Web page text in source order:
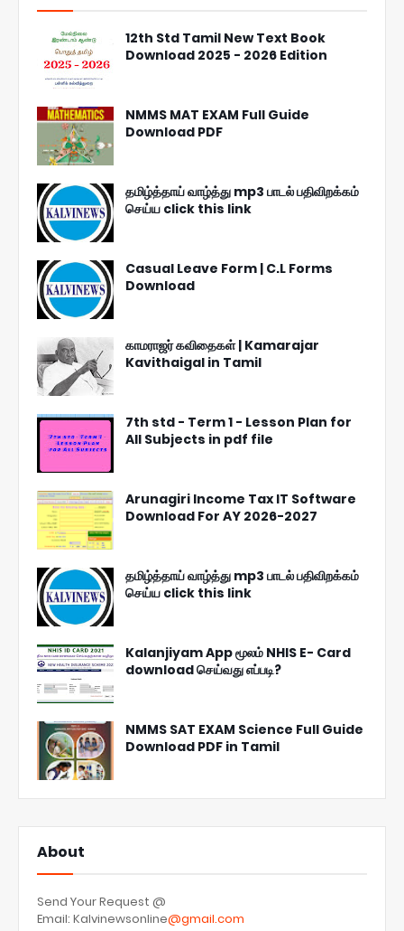
12th Std Tamil New Text Book
Download 2025 - 2026 Edition
NMMS MAT EXAM Full Guide
Download PDF
தமிழ்த்தாய் வாழ்த்து mp3 பாடல் பதிவிறக்கம்
செய்ய click this link
Casual Leave Form | C.L Forms
Download
காமராஜர் கவிதைகள் | Kamarajar
Kavithaigal in Tamil
7th std - Term 1 - Lesson Plan for
All Subjects in pdf file
Arunagiri Income Tax IT Software
Download For AY 2026-2027
தமிழ்த்தாய் வாழ்த்து mp3 பாடல் பதிவிறக்கம்
செய்ய click this link
Kalanjiyam App மூலம் NHIS E- Card
download செய்வது எப்படி?
NMMS SAT EXAM Science Full Guide
Download PDF in Tamil
About
Send Your Request @
Email: Kalvinewsonline@gmail.com